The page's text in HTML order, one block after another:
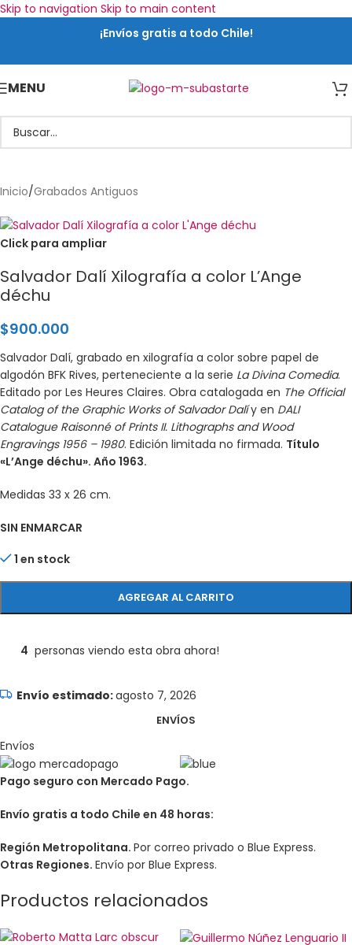
Skip to navigation Skip to main content
¡Envíos gratis a todo Chile!
MENU
Inicio/Grabados Antiguos
Click para ampliar
Salvador Dalí Xilografía a color L’Ange
déchu
$900.000
Salvador Dalí, grabado en xilografía a color sobre papel de
algodón BFK Rives, perteneciente a la serie La Divina Comedia.
Editado por Les Heures Claires. Obra catalogada en The Official
Catalog of the Graphic Works of Salvador Dalíy en DALI
Catalogue Raisonné of Prints II. Lithographs and Wood
Engravings 1956 – 1980. Edición limitada no firmada. Título
«L’Ange déchu». Año 1963.
Medidas 33 x 26 cm.
SIN ENMARCAR
1 en stock
AGREGAR AL CARRITO
4 personas viendo esta obra ahora!
agosto 7, 2026
ENVÍOS
Envíos
Pago seguro con Mercado Pago.
Envío gratis a todo Chile en 48 horas:
Región Metropolitana. Por correo privado o Blue Express.
Otras Regiones. Envío por Blue Express.
Productos relacionados